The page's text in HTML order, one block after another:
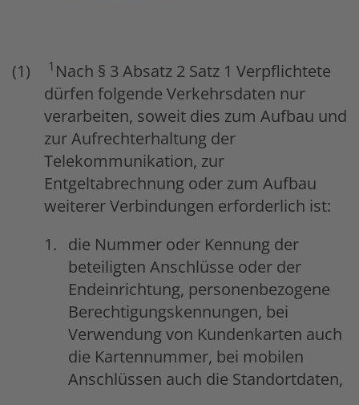
1 Nach § 3 Absatz 2 Satz 1 Verpflichtete
dürfen folgende Verkehrsdaten nur
verarbeiten, soweit dies zum Aufbau und
zur Aufrechterhaltung der
Telekommunikation, zur
Entgeltabrechnung oder zum Aufbau
weiterer Verbindungen erforderlich ist:
die Nummer oder Kennung der
beteiligten Anschlüsse oder der
Endeinrichtung, personenbezogene
Berechtigungskennungen, bei
Verwendung von Kundenkarten auch
die Kartennummer, bei mobilen
Anschlüssen auch die Standortdaten,